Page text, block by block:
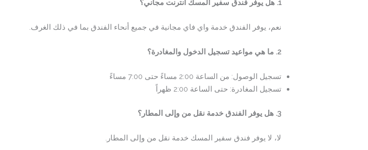
1. هل يوفر فندق سفير المسك انترنت مجاني؟
نعم، يوفر الفندق خدمة واي فاي مجانية في جميع أنحاء الفندق بما في ذلك الغرف.
2. ما هي مواعيد تسجيل الدخول والمغادرة؟
تسجيل الوصول: من الساعة 2:00 مساءً حتى 7:00 مساءً
تسجيل المغادرة: حتى الساعة 2:00 ظهراً
3. هل يوفر الفندق خدمة نقل من وإلى المطار؟
لا، لا يوفر فندق سفير المسك خدمة نقل من وإلى المطار.